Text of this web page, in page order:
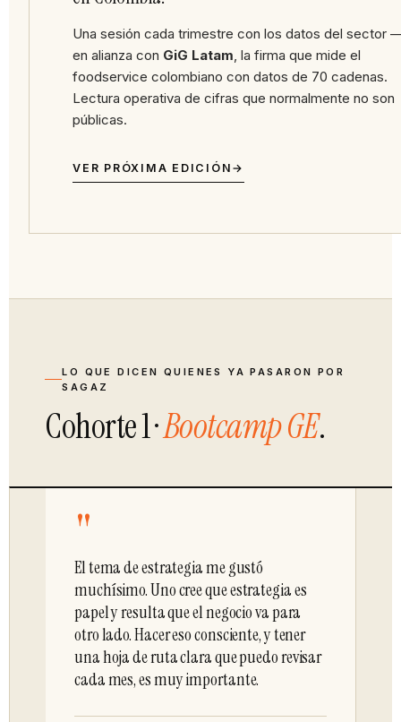
Una sesión cada trimestre con los datos del sector
en alianza con GiG Latam, la firma que mide el
foodservice colombiano con datos de 70 cadenas.
Lectura operativa de cifras que normalmente no son
públicas.
VER PRÓXIMA EDICIÓN →
LO QUE DICEN QUIENES YA PASARON POR
SAGAZ
Cohorte 1 ·Bootcamp GE.
"
El tema de estrategia me gustó
muchísimo. Uno cree que estrategia es
papel y resulta que el negocio va para
otro lado. Hacer eso consciente, y tener
una hoja de ruta clara que puedo revisar
cada mes, es muy importante.